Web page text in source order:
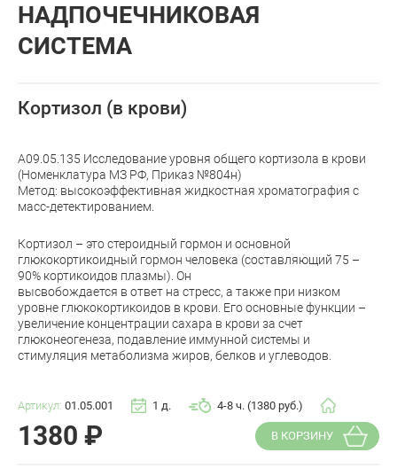
НАДПОЧЕЧНИКОВАЯ
СИСТЕМА
Кортизол (в крови)
A09.05.135 Исследование уровня общего кортизола в крови
(Номенклатура МЗ РФ, Приказ №804н)
Метод: высокоэффективная жидкостная хроматография с
масс-детектированием.
Кортизол – это стероидный гормон и основной
глюкокортикоидный гормон человека (составляющий 75 –
90% кортикоидов плазмы). Он
высвобождается в ответ на стресс, а также при низком
уровне глюкокортикоидов в крови. Его основные функции –
увеличение концентрации сахара в крови за счет
глюконеогенеза, подавление иммунной системы и
стимуляция метаболизма жиров, белков и углеводов.
Артикул: 01.05.001 1 д. 4-8 ч. (1380 руб.)
1380 ₽ В КОРЗИНУ